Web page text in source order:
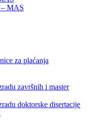
– MAS
za plaćanja
završnih i master
doktorske disertacije